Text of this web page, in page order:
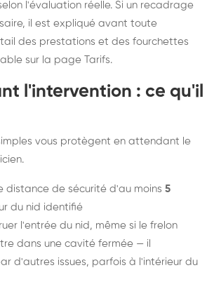
l'évaluation réelle. Si un recadrage
il est expliqué avant toute
des prestations et des fourchettes
sur la page Tarifs.
l'intervention : ce qu'il
vous protègent en attendant le
distance de sécurité d'au moins 5
du nid identifié
l'entrée du nid, même si le frelon
dans une cavité fermée — il
d'autres issues, parfois à l'intérieur du